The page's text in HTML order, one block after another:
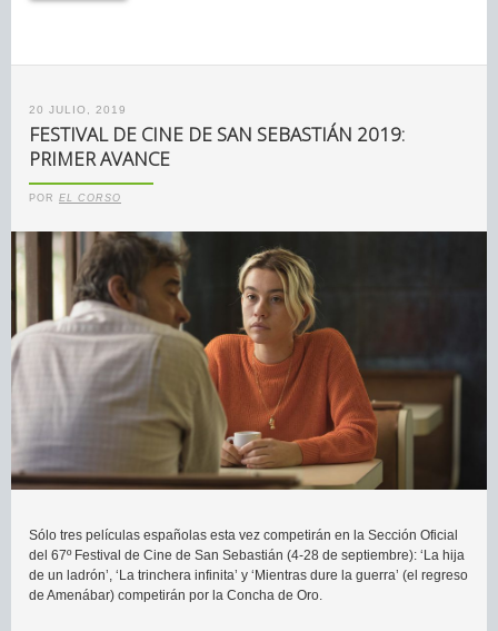
20 JULIO, 2019
FESTIVAL DE CINE DE SAN SEBASTIÁN 2019:
PRIMER AVANCE
POR EL CORSO
Sólo tres películas españolas esta vez competirán en la Sección Oficial
del 67º Festival de Cine de San Sebastián (4-28 de septiembre): ‘La hija
de un ladrón’, ‘La trinchera infinita’ y ‘Mientras dure la guerra’ (el regreso
de Amenábar) competirán por la Concha de Oro.